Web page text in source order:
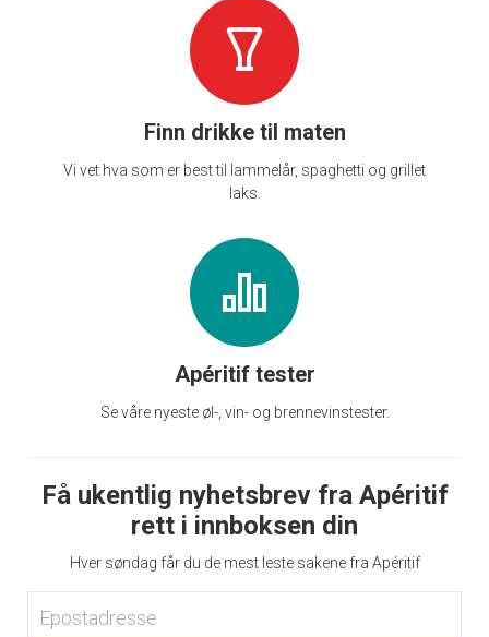
Finn drikke til maten
Vi vet hva som er best til lammelår, spaghetti og grillet
laks.
Apéritif tester
Se våre nyeste øl-, vin- og brennevinstester.
Få ukentlig nyhetsbrev fra Apéritif
rett i innboksen din
Hver søndag får du de mest leste sakene fra Apéritif